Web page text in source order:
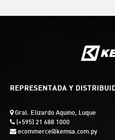
REPRESENTADA Y
Gral. Elizardo Aquino, Luque
(+595) 21 688 1000
ecommerce@kemsa.com.py